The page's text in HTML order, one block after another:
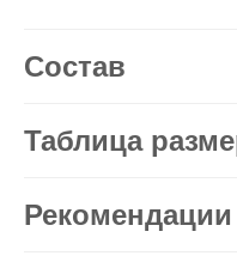
Состав
Таблица